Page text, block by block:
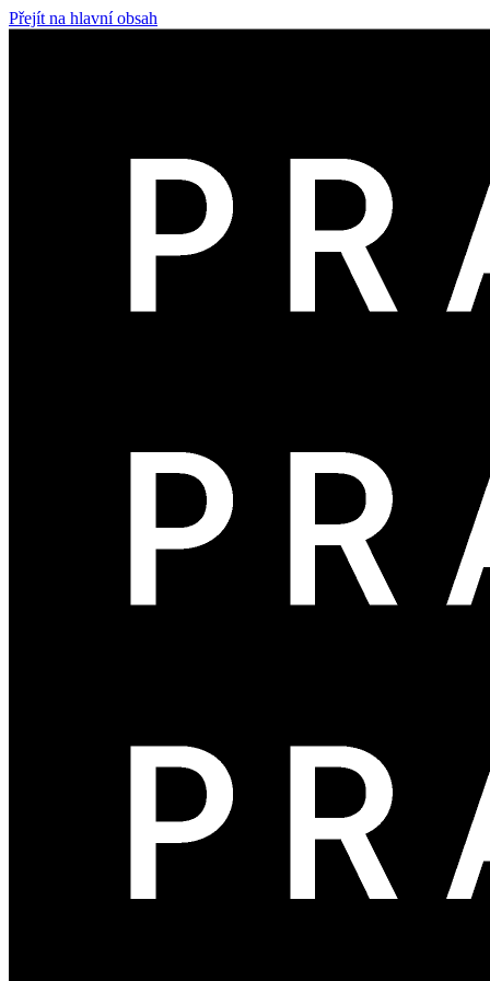
Přejít na hlavní obsah